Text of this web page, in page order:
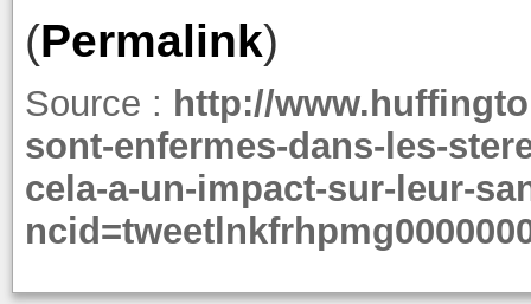
(Permalink)
Source : http://
sont-enfermes-dans-les-
cela-a-un-impact-sur-leur-